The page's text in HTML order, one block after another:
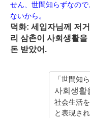
せん、世間知らずなの
ないから。
덕화: 세입자님께 저
리 삼촌이 사회생활
돈 받았어.
「世間知
사회생활
社会生活
と表現さ